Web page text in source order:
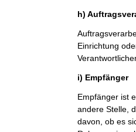
h)
Einrichtung
i) Empfänger
Empfänger ist
andere Stelle,
davon, ob es